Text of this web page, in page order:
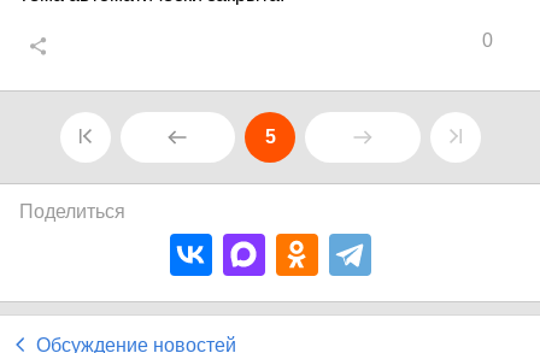
0
5
Поделиться
Обсуждение новостей